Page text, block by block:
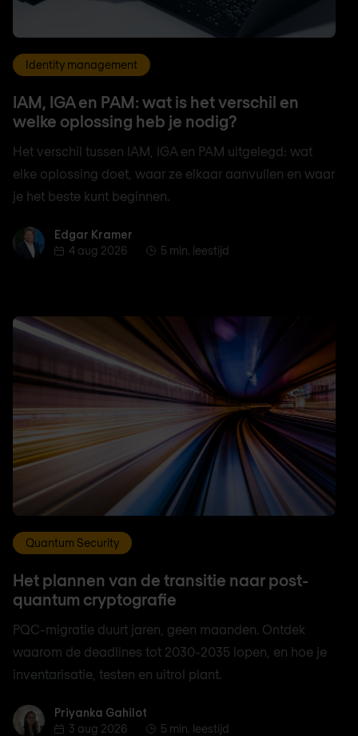
Identity management
IAM, IGA en PAM: wat is het verschil en
welke oplossing heb je nodig?
Het verschil tussen IAM, IGA en PAM uitgelegd: wat
elke oplossing doet, waar ze elkaar aanvullen en waar
je het beste kunt beginnen.
Edgar KramerEdgar Kramer
4 aug 2026
5 min. leestijd
Quantum Security
Het plannen van de transitie naar post-
quantum cryptografie
PQC-migratie duurt jaren, geen maanden. Ontdek
waarom de deadlines tot 2030-2035 lopen, en hoe je
inventarisatie, testen en uitrol plant.
Priyanka Gahilot
Priyanka Gahilot
3 aug 2026
5 min. leestijd